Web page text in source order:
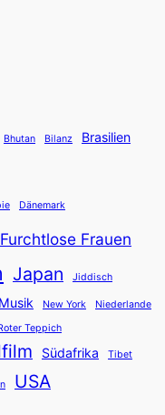
Bhutan Bilanz Brasilien
Dänemark
Furchtlose Frauen
Japan Jiddisch
Musik New York
Niederlande
Teppich
Südafrika Tibet
USA